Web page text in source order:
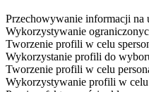
Przechowywanie informacji na
Wykorzystywanie
Tworzenie profili w celu
Wykorzystanie profili do
Tworzenie profili w celu
Wykorzystywanie profili w